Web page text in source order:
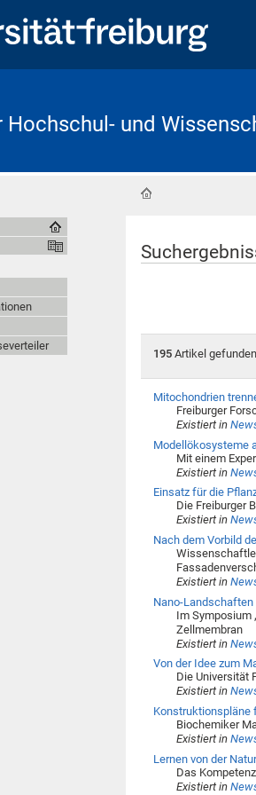
Hochschul- und
195Artikel
Mitochondrien
Freiburger
Existiert in
Modellökosysteme
Mit einem
Existiert in
Einsatz für die
Die Freiburger
Existiert in
Nach dem Vorbild
Existiert in
Nano-
Im Symposium
Zellmembran
Existiert in
Von der Idee zum
Die Universität
Existiert in
Konstruktionspläne
Biochemiker
Existiert in
Lernen von der Natur
Das
Existiert in